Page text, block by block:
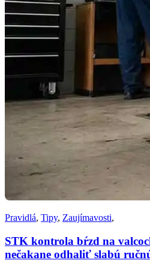
Pravidlá, Tipy, Zaujímavosti,
STK kontrola bŕzd na
nečakane odhaliť slabú